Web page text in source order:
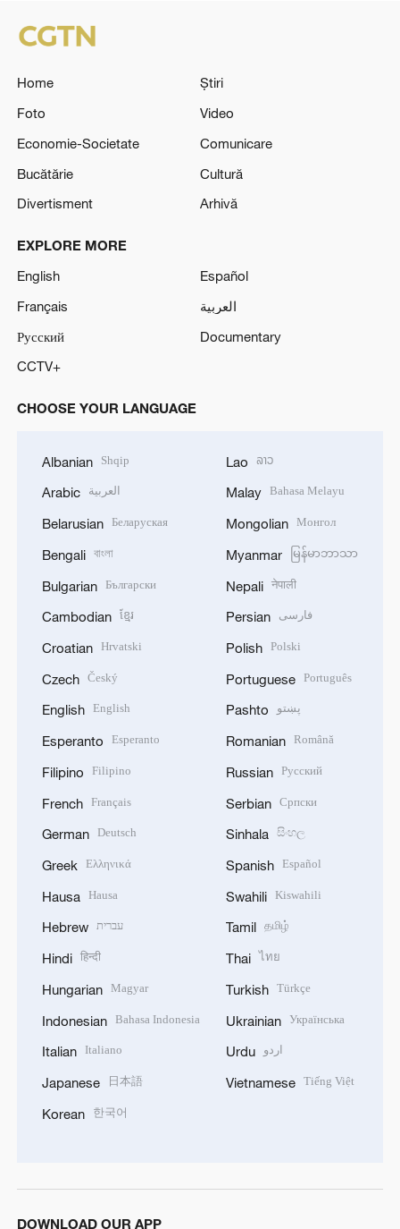
Home
Știri
Foto
Video
Economie-Societate
Comunicare
Bucătărie
Cultură
Divertisment
Arhivă
EXPLORE MORE
English
Español
Français
العربية
Русский
Documentary
CCTV+
CHOOSE YOUR LANGUAGE
Albanian Shqip
Arabic العربية
Belarusian Беларуская
Bengali বাংলা
Bulgarian Български
Cambodian ខ្មែរ
Croatian Hrvatski
Czech Český
English English
Esperanto Esperanto
Filipino Filipino
French Français
German Deutsch
Greek Ελληνικά
Hausa Hausa
Hebrew עברית
Hindi हिन्दी
Hungarian Magyar
Indonesian Bahasa Indonesia
Italian Italiano
Japanese 日本語
Korean 한국어
Lao ລາວ
Malay Bahasa Melayu
Mongolian Монгол
Myanmar မြန်မာဘာသာ
Nepali नेपाली
Persian فارسی
Polish Polski
Portuguese Português
Pashto پښتو
Romanian Română
Russian Русский
Serbian Српски
Sinhala සිංහල
Spanish Español
Swahili Kiswahili
Tamil தமிழ்
Thai ไทย
Turkish Türkçe
Ukrainian Українська
Urdu اردو
Vietnamese Tiếng Việt
DOWNLOAD OUR APP